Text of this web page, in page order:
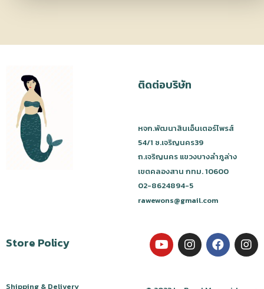
ติดต่อบริษัท
หจก.พัฒนาสินเอ็นเตอร์ไพรส์
54/1 ซ.เจริญนคร39
ถ.เจริญนคร แขวงบางลำภูล่าง
เขตคลองสาน กทม. 10600
02-8624894-5
rawewons@gmail.com
Store Policy
Shipping & Delivery